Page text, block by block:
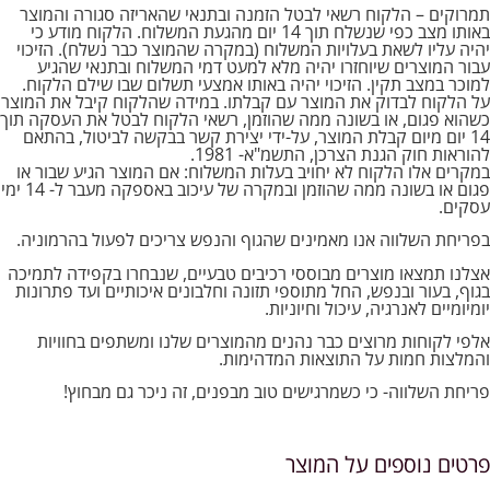
תמרוקים – הלקוח רשאי לבטל הזמנה ובתנאי שהאריזה סגורה והמוצר
באותו מצב כפי שנשלח תוך 14 יום מהגעת המשלוח. הלקוח מודע כי
יהיה עליו לשאת בעלויות המשלוח (במקרה שהמוצר כבר נשלח). הזיכוי
עבור המוצרים שיוחזרו יהיה מלא למעט דמי המשלוח ובתנאי שהגיע
למוכר במצב תקין. הזיכוי יהיה באותו אמצעי תשלום שבו שילם הלקוח.
על הלקוח לבדוק את המוצר עם קבלתו. במידה שהלקוח קיבל את המוצר
כשהוא פגום, או בשונה ממה שהוזמן, רשאי הלקוח לבטל את העסקה תוך
14 יום מיום קבלת המוצר, על-ידי יצירת קשר בבקשה לביטול, בהתאם
להוראות חוק הגנת הצרכן, התשמ"א- 1981.
במקרים אלו הלקוח לא יחויב בעלות המשלוח: אם המוצר הגיע שבור או
פגום או בשונה ממה שהוזמן ובמקרה של עיכוב באספקה מעבר ל- 14 ימי
עסקים.
בפריחת השלווה אנו מאמינים שהגוף והנפש צריכים לפעול בהרמוניה.
אצלנו תמצאו מוצרים מבוססי רכיבים טבעיים, שנבחרו בקפידה לתמיכה
בגוף, בעור ובנפש, החל מתוספי תזונה וחלבונים איכותיים ועד פתרונות
יומיומיים לאנרגיה, עיכול וחיוניות.
אלפי לקוחות מרוצים כבר נהנים מהמוצרים שלנו ומשתפים בחוויות
והמלצות חמות על התוצאות המדהימות.
פריחת השלווה- כי כשמרגישים טוב מבפנים, זה ניכר גם מבחוץ!
פרטים נוספים על המוצר